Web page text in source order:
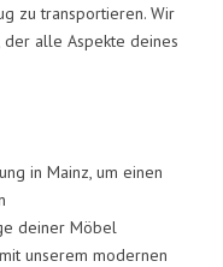
zu transportieren. Wir
alle Aspekte deines
in Mainz, um einen
deiner Möbel
unserem modernen